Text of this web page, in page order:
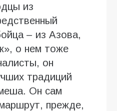
из
– из Азова,
о нем тоже
он
традиций
Он сам
прежде,